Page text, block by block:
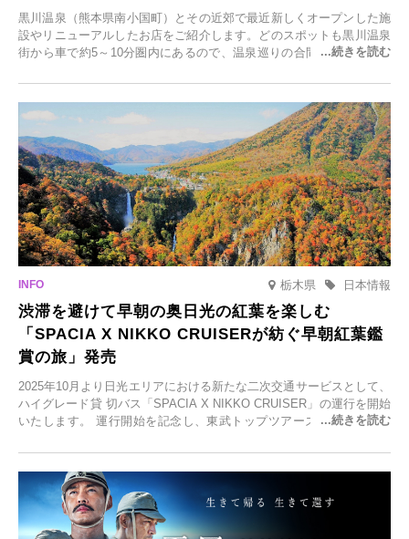
黒川温泉（熊本県南小国町）とその近郊で最近新しくオープンした施
設やリニューアルしたお店をご紹介します。どのスポットも黒川温泉
街から車で約5～10分圏内にあるので、温泉巡りの合間に気軽に立ち
元食材にこだわったレストランなど、多彩な魅力が満載です。黒川温
泉の新たな楽しみとしてチェックしてみてください。
栃木県 日本情報
渋滞を避けて早朝の奥日光の紅葉を楽しむ
「SPACIA X NIKKO CRUISERが紡ぐ早朝紅葉鑑
賞の旅」発売
2025年10月より日光エリアにおける新たな二次交通サービスとして、
ハイグレード貸 切バス「SPACIA X NIKKO CRUISER」の運行を開始
いたします。 運行開始を記念し、東武トップツアーズ株式会社では
2025年9月12日(金)より発売いたします。